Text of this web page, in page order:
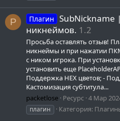
P Плагин SubNickname
никнеймов. 1.2
Просьба оставлять отзыв!
никнеймы и при нажатии
с ником игрока. При
установить еще
Поддержка HEX цветов; -
Кастомизация субтитула...
packetlose Ресурс 4 Мар
плагин
Категория: